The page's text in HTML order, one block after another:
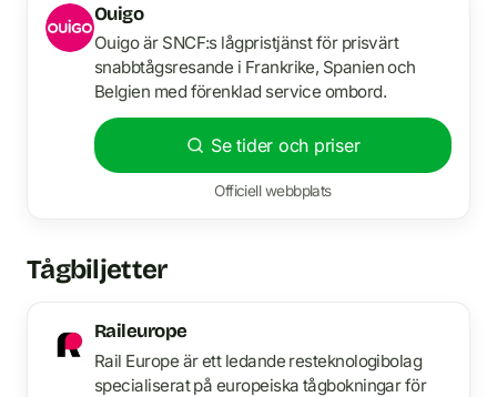
Ouigo
Ouigo är SNCF:s lågpristjänst för prisvärt
snabbtågsresande i Frankrike, Spanien och
Belgien med förenklad service ombord.
Se tider och priser
Officiell webbplats
Tågbiljetter
Raileurope
Rail Europe är ett ledande resteknologibolag
specialiserat på europeiska tågbokningar för